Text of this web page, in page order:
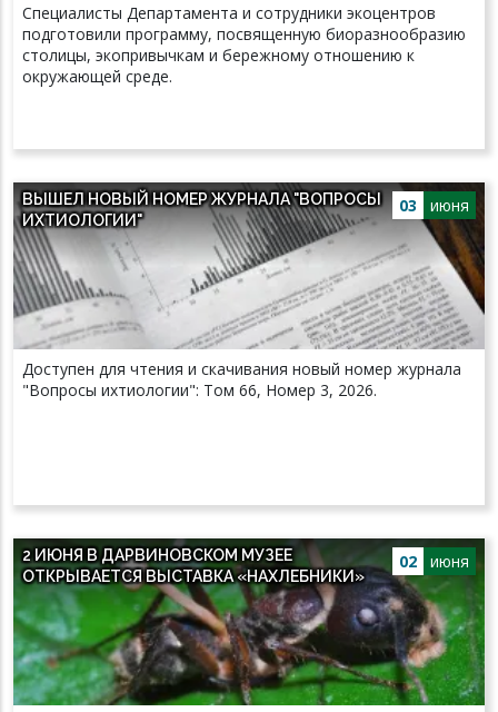
Специалисты Департамента и сотрудники экоцентров
подготовили программу, посвященную биоразнообразию
столицы, экопривычкам и бережному отношению к
окружающей среде.
03 июня
ВЫШЕЛ НОВЫЙ НОМЕР ЖУРНАЛА "ВОПРОСЫ
ИХТИОЛОГИИ"
Доступен для чтения и скачивания новый номер журнала
"Вопросы ихтиологии": Том 66, Номер 3, 2026.
02 июня
2 ИЮНЯ В ДАРВИНОВСКОМ МУЗЕЕ
ОТКРЫВАЕТСЯ ВЫСТАВКА «НАХЛЕБНИКИ»